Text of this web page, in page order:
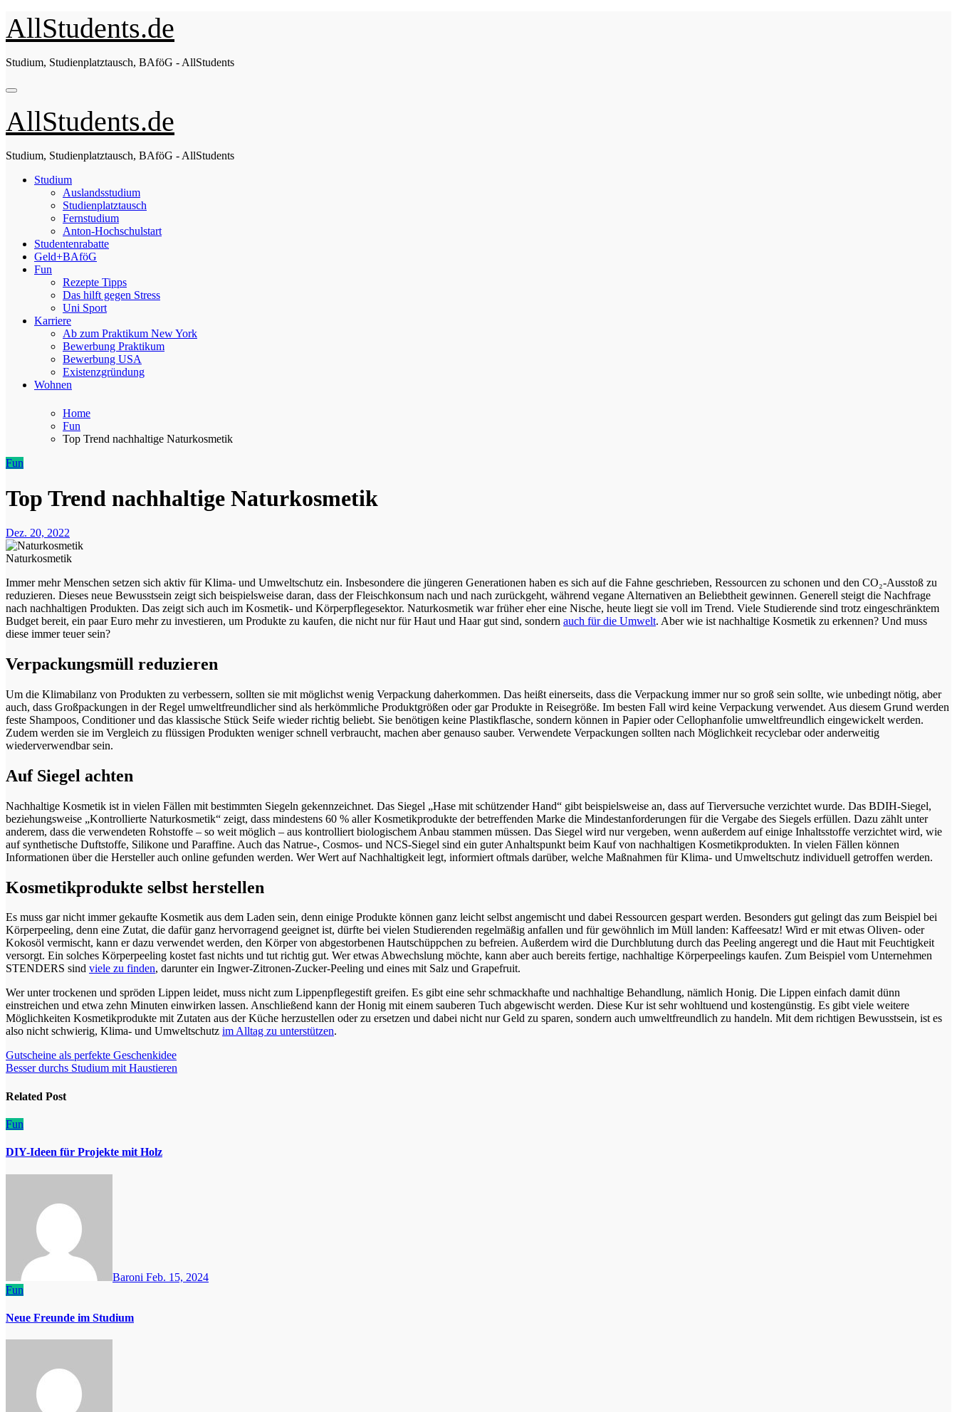
Zum
Inhalt
springen
AllStudents.de
Studium, Studienplatztausch, BAföG - AllStudents
AllStudents.de
Studium, Studienplatztausch, BAföG - AllStudents
Studium
Auslandsstudium
Studienplatztausch
Fernstudium
Anton-Hochschulstart
Studentenrabatte
Geld+BAföG
Fun
Rezepte Tipps
Das hilft gegen Stress
Uni Sport
Karriere
Ab zum Praktikum New York
Bewerbung Praktikum
Bewerbung USA
Existenzgründung
Wohnen
Home
Fun
Top Trend nachhaltige Naturkosmetik
Fun
Top Trend nachhaltige Naturkosmetik
Dez. 20, 2022
Naturkosmetik
Immer mehr Menschen setzen sich aktiv für Klima- und Umweltschutz ein. Insbesondere die jüngeren Generationen haben es sich auf die Fahne geschrieben, Ressourcen zu schonen und den CO₂-Ausstoß zu
reduzieren. Dieses neue Bewusstsein zeigt sich beispielsweise daran, dass der Fleischkonsum nach und nach zurückgeht, während vegane Alternativen an Beliebtheit gewinnen. Generell steigt die Nachfrage
nach nachhaltigen Produkten. Das zeigt sich auch im Kosmetik- und Körperpflegesektor. Naturkosmetik war früher eher eine Nische, heute liegt sie voll im Trend. Viele Studierende sind trotz eingeschränktem
Budget bereit, ein paar Euro mehr zu investieren, um Produkte zu kaufen, die nicht nur für Haut und Haar gut sind, sondern auch für die Umwelt. Aber wie ist nachhaltige Kosmetik zu erkennen? Und muss
diese immer teuer sein?
Verpackungsmüll reduzieren
Um die Klimabilanz von Produkten zu verbessern, sollten sie mit möglichst wenig Verpackung daherkommen. Das heißt einerseits, dass die Verpackung immer nur so groß sein sollte, wie unbedingt nötig, aber
auch, dass Großpackungen in der Regel umweltfreundlicher sind als herkömmliche Produktgrößen oder gar Produkte in Reisegröße. Im besten Fall wird keine Verpackung verwendet. Aus diesem Grund werden
feste Shampoos, Conditioner und das klassische Stück Seife wieder richtig beliebt. Sie benötigen keine Plastikflasche, sondern können in Papier oder Cellophanfolie umweltfreundlich eingewickelt werden.
Zudem werden sie im Vergleich zu flüssigen Produkten weniger schnell verbraucht, machen aber genauso sauber. Verwendete Verpackungen sollten nach Möglichkeit recyclebar oder anderweitig
wiederverwendbar sein.
Auf Siegel achten
Nachhaltige Kosmetik ist in vielen Fällen mit bestimmten Siegeln gekennzeichnet. Das Siegel „Hase mit schützender Hand“ gibt beispielsweise an, dass auf Tierversuche verzichtet wurde. Das BDIH-Siegel,
beziehungsweise „Kontrollierte Naturkosmetik“ zeigt, dass mindestens 60 % aller Kosmetikprodukte der betreffenden Marke die Mindestanforderungen für die Vergabe des Siegels erfüllen. Dazu zählt unter
anderem, dass die verwendeten Rohstoffe – so weit möglich – aus kontrolliert biologischem Anbau stammen müssen. Das Siegel wird nur vergeben, wenn außerdem auf einige Inhaltsstoffe verzichtet wird, wie
auf synthetische Duftstoffe, Silikone und Paraffine. Auch das Natrue-, Cosmos- und NCS-Siegel sind ein guter Anhaltspunkt beim Kauf von nachhaltigen Kosmetikprodukten. In vielen Fällen können
Informationen über die Hersteller auch online gefunden werden. Wer Wert auf Nachhaltigkeit legt, informiert oftmals darüber, welche Maßnahmen für Klima- und Umweltschutz individuell getroffen werden.
Kosmetikprodukte selbst herstellen
Es muss gar nicht immer gekaufte Kosmetik aus dem Laden sein, denn einige Produkte können ganz leicht selbst angemischt und dabei Ressourcen gespart werden. Besonders gut gelingt das zum Beispiel bei
Körperpeeling, denn eine Zutat, die dafür ganz hervorragend geeignet ist, dürfte bei vielen Studierenden regelmäßig anfallen und für gewöhnlich im Müll landen: Kaffeesatz! Wird er mit etwas Oliven- oder
Kokosöl vermischt, kann er dazu verwendet werden, den Körper von abgestorbenen Hautschüppchen zu befreien. Außerdem wird die Durchblutung durch das Peeling angeregt und die Haut mit Feuchtigkeit
versorgt. Ein solches Körperpeeling kostet fast nichts und tut richtig gut. Wer etwas Abwechslung möchte, kann aber auch bereits fertige, nachhaltige Körperpeelings kaufen. Zum Beispiel vom Unternehmen
STENDERS sind viele zu finden, darunter ein Ingwer-Zitronen-Zucker-Peeling und eines mit Salz und Grapefruit.
Wer unter trockenen und spröden Lippen leidet, muss nicht zum Lippenpflegestift greifen. Es gibt eine sehr schmackhafte und nachhaltige Behandlung, nämlich Honig. Die Lippen einfach damit dünn
einstreichen und etwa zehn Minuten einwirken lassen. Anschließend kann der Honig mit einem sauberen Tuch abgewischt werden. Diese Kur ist sehr wohltuend und kostengünstig. Es gibt viele weitere
Möglichkeiten Kosmetikprodukte mit Zutaten aus der Küche herzustellen oder zu ersetzen und dabei nicht nur Geld zu sparen, sondern auch umweltfreundlich zu handeln. Mit dem richtigen Bewusstsein, ist es
also nicht schwierig, Klima- und Umweltschutz im Alltag zu unterstützen.
Beitragsnavigation
Gutscheine als perfekte Geschenkidee
Besser durchs Studium mit Haustieren
Related Post
Fun
DIY-Ideen für Projekte mit Holz
Baroni Feb. 15, 2024
Fun
Neue Freunde im Studium